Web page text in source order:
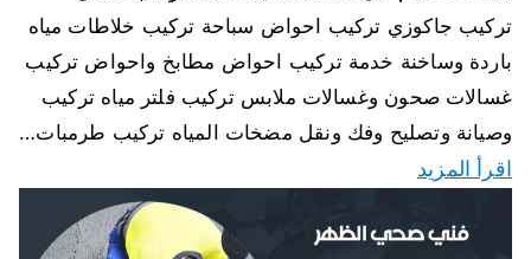
تركيب جاكوزي تركيب احواض سباحة تركيب خلاطات مياه
باردة وساخنة خدمة تركيب احواض مطابخ واحواض تركيب
غسالات صحون وغسالات ملابس تركيب فلتر مياه تركيب
وصيانة وتصليح وفك ونقل مضخات المياه تركيب طرمبات…
اقرأ المزيد